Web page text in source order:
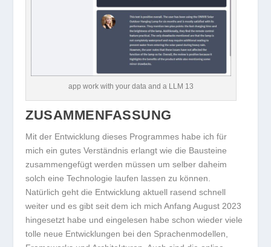
app work with your data and a LLM 13
ZUSAMMENFASSUNG
Mit der Entwicklung dieses Programmes habe ich für
mich ein gutes Verständnis erlangt wie die Bausteine
zusammengefügt werden müssen um selber daheim
solch eine Technologie laufen lassen zu können.
Natürlich geht die Entwicklung aktuell rasend schnell
weiter und es gibt seit dem ich mich Anfang August 2023
hingesetzt habe und eingelesen habe schon wieder viele
tolle neue Entwicklungen bei den Sprachenmodellen,